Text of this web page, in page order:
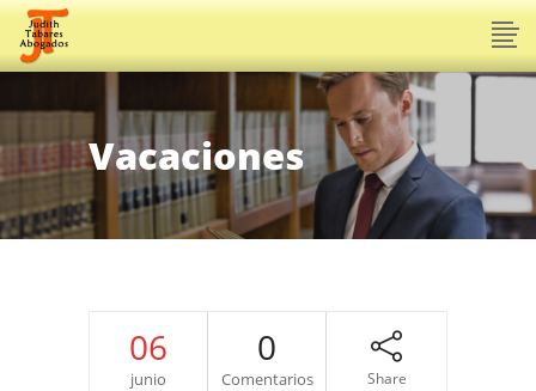
Vacaciones
06
junio
0
Comentarios Share